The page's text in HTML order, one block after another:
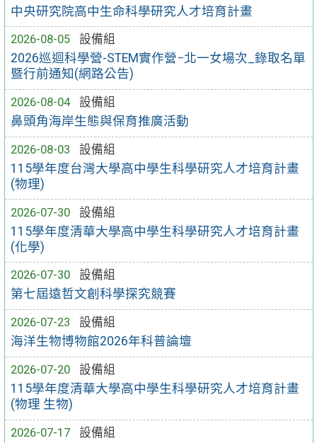
中央研究院高中生命科學研究人才培育計畫
2026-08-05
設備組
2026巡迴科學營-STEM實作營−北一女場次_錄取名單
暨行前通知(網路公告)
2026-08-04
設備組
鼻頭角海岸生態與保育推廣活動
2026-08-03
設備組
115學年度台灣大學高中學生科學研究人才培育計畫
(物理)
2026-07-30
設備組
115學年度清華大學高中學生科學研究人才培育計畫
(化學)
2026-07-30
設備組
第七屆遠哲文創科學探究競賽
2026-07-23
設備組
海洋生物博物館2026年科普論壇
2026-07-20
設備組
115學年度清華大學高中學生科學研究人才培育計畫
(物理 生物)
2026-07-17
設備組